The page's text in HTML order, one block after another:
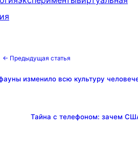
← Предыдущая статья
изменило всю культуру
Тайна с телефоном: зачем